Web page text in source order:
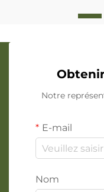
Notre
E-mail
Nom